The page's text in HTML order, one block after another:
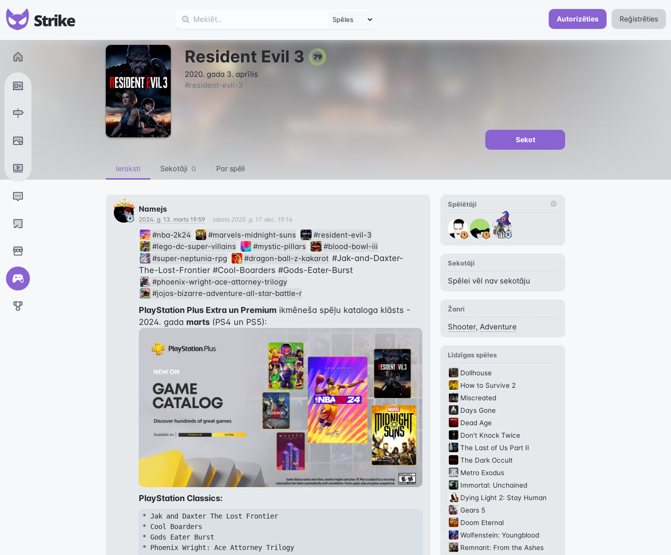
Autorizēties Reģistrēties
Resident Evil 3 79
2020. gada 3. aprīlis
#resident-evil-3
Sekot
Ieraksti Sekotāji 0 Par spēli
Namejs
2024. g. 13. marts 19:59 labots 2025. g. 17. dec. 19:14
#nba-2k24 #marvels-midnight-suns
#resident-evil-3
#lego-dc-super-villains
#mystic-pillars
#blood-bowl-iii
#super-neptunia-rpg
#dragon-ball-z-kakarot #Jak-and-Daxter-
The-Lost-Frontier #Cool-Boarders #Gods-Eater-Burst
#phoenix-wright-ace-attorney-trilogy
#jojos-bizarre-adventure-all-star-battle-r
PlayStation Plus Extra un Premium ikmēneša spēļu kataloga klāsts -
2024. gada marts
PlayStation Classics:
* Jak and Daxter The Lost Frontier
* Cool Boarders
* Gods Eater Burst
* Phoenix Wright: Ace Attorney Trilogy
Spēlētāji
Sekotāji
Spēlei vēl nav sekotāju
Žanri
Shooter, Adventure
Līdzīgas spēles
Dollhouse
How to Survive 2
Miscreated
Days Gone
Dead Age
Don't Knock Twice
The Last of Us Part II
The Dark Occult
Metro Exodus
Immortal: Unchained
Dying Light 2: Stay Human
Gears 5
Doom Eternal
Wolfenstein: Youngblood
Remnant: From the Ashes